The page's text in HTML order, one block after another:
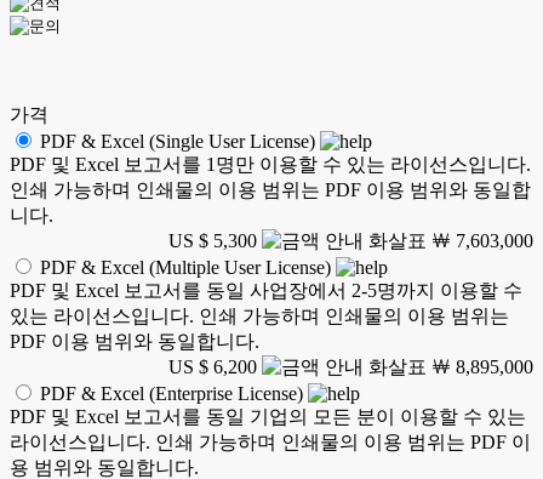
가격
PDF & Excel (Single User License)
PDF 및 Excel 보고서를 1명만 이용할 수 있는 라이선스입니다.
인쇄 가능하며 인쇄물의 이용 범위는 PDF 이용 범위와 동일합
니다.
US $ 5,300
￦ 7,603,000
PDF & Excel (Multiple User License)
PDF 및 Excel 보고서를 동일 사업장에서 2-5명까지 이용할 수
있는 라이선스입니다. 인쇄 가능하며 인쇄물의 이용 범위는
PDF 이용 범위와 동일합니다.
US $ 6,200
￦ 8,895,000
PDF & Excel (Enterprise License)
PDF 및 Excel 보고서를 동일 기업의 모든 분이 이용할 수 있는
라이선스입니다. 인쇄 가능하며 인쇄물의 이용 범위는 PDF 이
용 범위와 동일합니다.